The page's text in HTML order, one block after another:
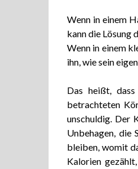
Wenn in einem
kann die Lösung
Wenn in einem
ihn, wie sein
Das heißt,
betrachteten
unschuldig. Der
Unbehagen, die
bleiben, womit
Kalorien